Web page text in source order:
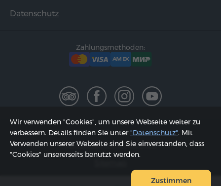
Datenschutz
Zahlungsmethoden:
2002 - 2026, © "Hyur Service" GmbH;
Aktualisiert am 07.08.2026
Wir verwenden "Cookies", um unsere Webseite weiter zu
verbessern. Details finden Sie unter"Datenschutz". Mit
Verwenden unserer Webseite sind Sie einverstanden, dass
"Cookies" unsererseits benutzt werden.
Zustimmen